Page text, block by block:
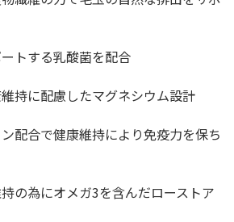
トする乳酸菌を配合
持に配慮したマグネシウム設計
配合で健康維持により免疫力を保ち
の為にオメガ3を含んだローストア